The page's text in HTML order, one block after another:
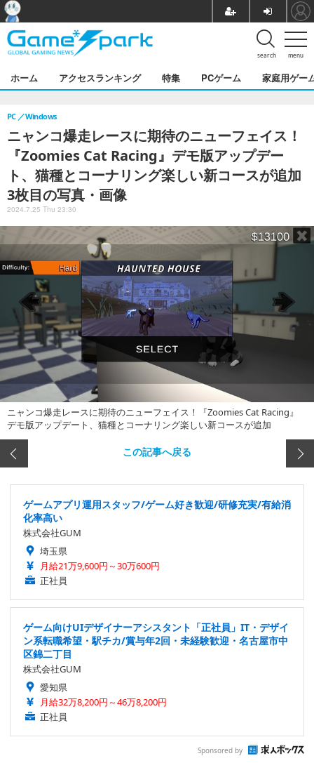
menu
search
ホーム アクセスランキング 特集 PCゲーム 家庭用ゲー
ニャンコ爆走レースに期待のニューフェイス！
『Zoomies Cat Racing』デモ版アップデー
ト、猫種とコーナリング楽しい新コースが追加
3枚目の写真・画像
PC Windows
2024.7.25 Thu 23:30
ニャンコ爆走レースに期待のニューフェイス！『Zoomies Cat Racing』
デモ版アップデート、猫種とコーナリング楽しい新コースが追加
この記事へ戻る
ゲームアプリ運用スタッフ/ゲーム好き歓迎/研修充実/有給消
化率高い
株式会社GUM
埼玉県
月給21万9,600円～30万600円
正社員
ゲーム向けUIデザイナーアシスタント「正社員」IT・デザイ
ン系転職希望・駅チカ/賞与年2回・未経験歓迎・名古屋市中
区錦二丁目
株式会社GUM
愛知県
月給32万8,200円～46万8,200円
正社員
Sponsored by